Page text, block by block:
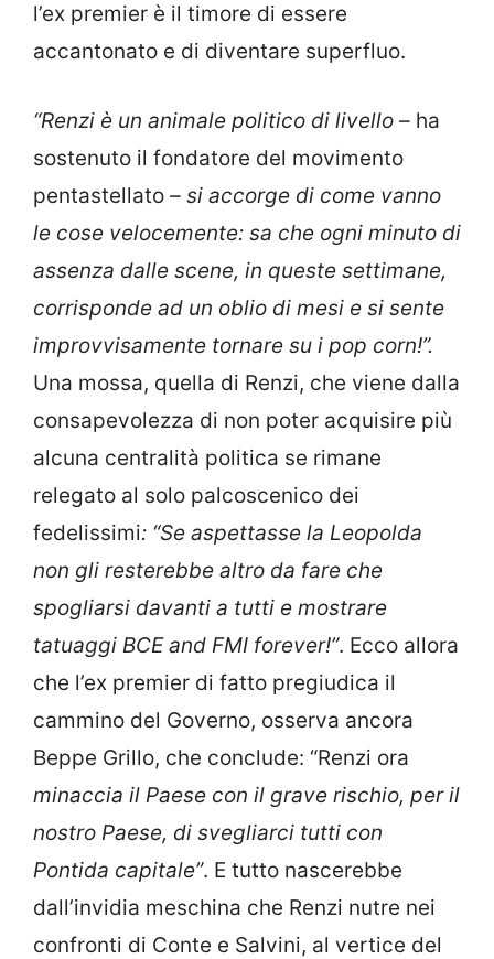
l’ex premier è il timore di essere
accantonato e di diventare superfluo.
“Renzi è un animale politico di livello – ha
sostenuto il fondatore del movimento
pentastellato – si accorge di come vanno
le cose velocemente: sa che ogni minuto di
assenza dalle scene, in queste settimane,
corrisponde ad un oblio di mesi e si sente
improvvisamente tornare su i pop corn!”.
Una mossa, quella di Renzi, che viene dalla
consapevolezza di non poter acquisire più
alcuna centralità politica se rimane
relegato al solo palcoscenico dei
fedelissimi: “Se aspettasse la Leopolda
non gli resterebbe altro da fare che
spogliarsi davanti a tutti e mostrare
tatuaggi BCE and FMI forever!”. Ecco allora
che l’ex premier di fatto pregiudica il
cammino del Governo, osserva ancora
Beppe Grillo, che conclude: “Renzi ora
minaccia il Paese con il grave rischio, per il
nostro Paese, di svegliarci tutti con
Pontida capitale”. E tutto nascerebbe
dall’invidia meschina che Renzi nutre nei
confronti di Conte e Salvini, al vertice del